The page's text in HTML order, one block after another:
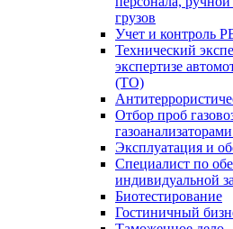
грузов
Учет и контроль
Технический
экспертизе
(ТО)
Отбор проб
Эксплуатация и
Специалист по
индивидуальной
Биотестирование
Гостиничный